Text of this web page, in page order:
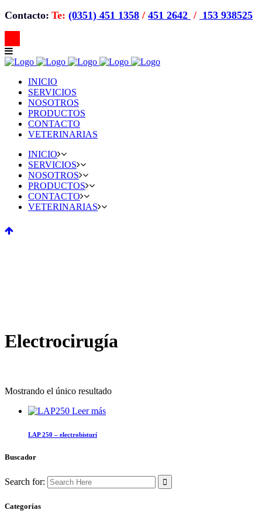
Contacto: Te: (0351) 451 1358 / 451 2642 / 153 938525
INICIO
SERVICIOS
NOSOTROS
PRODUCTOS
CONTACTO
VETERINARIAS
INICIO
SERVICIOS
NOSOTROS
PRODUCTOS
CONTACTO
VETERINARIAS
Electrocirugía
Mostrando el único resultado
Leer más
LAP 250 – electrobisturí
Buscador
Search for:
Categorías